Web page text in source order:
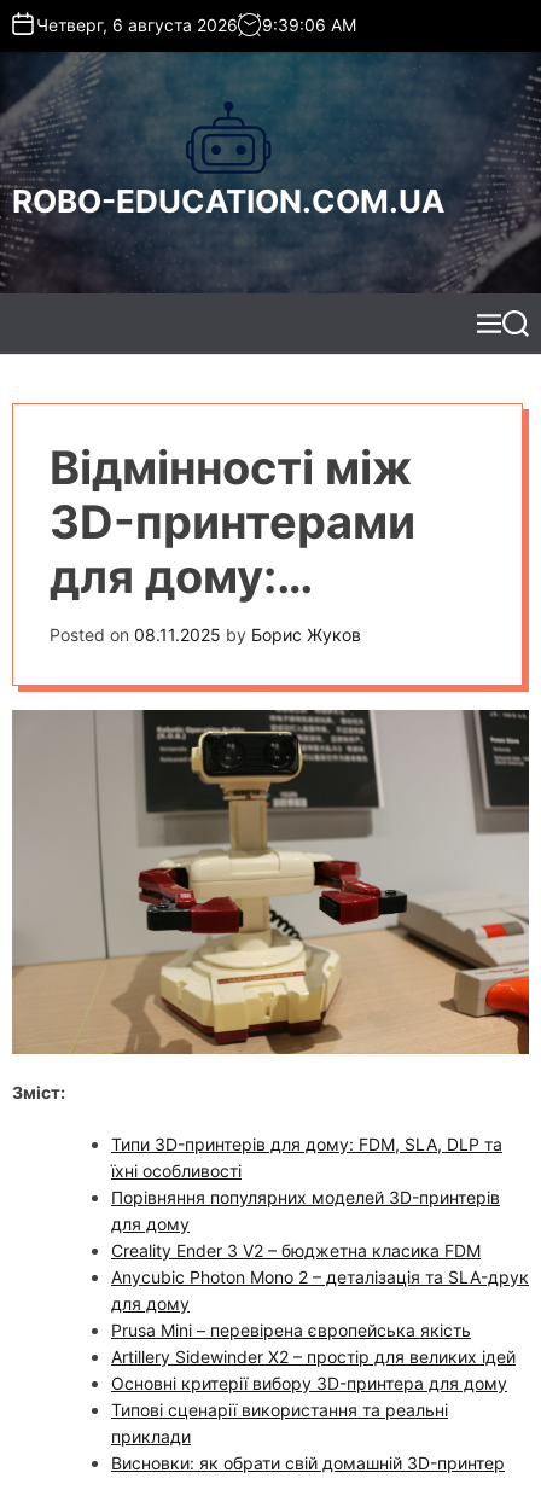
t
o
c
o
n
t
e
Четверг, 6 августа 2026 9:39:07 AM
ROBO-EDUCATION.COM.UA
M
e
S
e
Відмінності між
3D-принтерами
для дому:
порівняння
популярних
моделей
Posted on 08.11.2025 by Борис Жуков
Зміст:
Типи 3D-принтерів для дому: FDM, SLA, DLP та
їхні особливості
Порівняння популярних моделей 3D-принтерів
для дому
Creality Ender 3 V2 – бюджетна класика FDM
Anycubic Photon Mono 2 – деталізація та SLA-друк
для дому
Prusa Mini – перевірена європейська якість
Artillery Sidewinder X2 – простір для великих ідей
Основні критерії вибору 3D-принтера для дому
Типові сценарії використання та реальні
приклади
Висновки: як обрати свій домашній 3D-принтер